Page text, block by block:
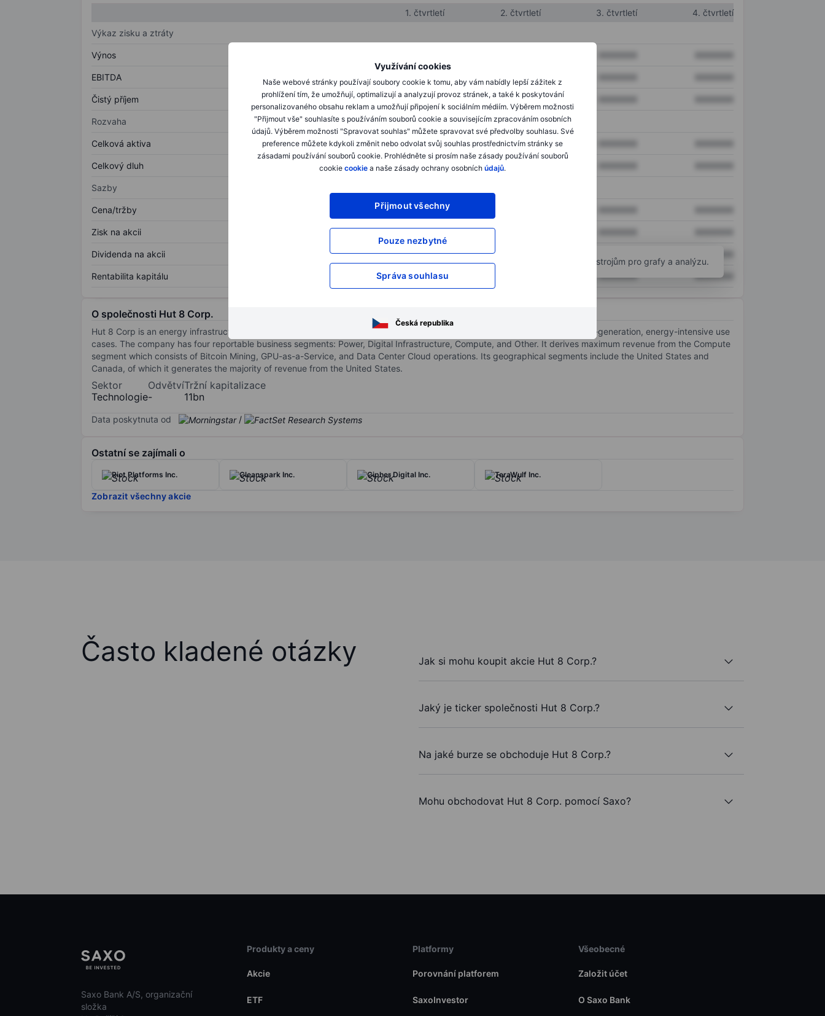
Využívání cookies
Naše webové stránky používají soubory cookie k tomu, aby vám nabídly lepší zážitek z
prohlížení tím, že umožňují, optimalizují a analyzují provoz stránek, a také k poskytování
personalizovaného obsahu reklam a umožňují připojení k sociálním médiím. Výběrem možnosti
"Přijmout vše" souhlasíte s používáním souborů cookie a souvisejícím zpracováním osobních
údajů. Výběrem možnosti "Spravovat souhlas" můžete spravovat své předvolby souhlasu. Své
preference můžete kdykoli změnit nebo odvolat svůj souhlas prostřednictvím stránky se
zásadami používání souborů cookie. Prohlédněte si prosím naše zásady používání souborů
cookie cookie a naše zásady ochrany osobních údajů.
Přijmout všechny
Pouze nezbytné
Správa souhlasu
Česká republika
1. čtvrtletí 2. čtvrtletí 3. čtvrtletí
4. čtvrtletí
Výkaz zisku a ztráty
Výnos
EBITDA XXXXXXX XXXXXXX
Čistý příjem XXXXXXX XXXXXXX
Rozvaha
Celková aktiva XXXXXXX XXXXXXX
Celkový dluh XXXXXXX XXXXXXX
Sazby
Cena/tržby XXXXXXX
Zisk na akcii XXXXXXX
Dividenda na akcii XXXXXXX
Rentabilita kapitálu XXXXXXX XXXXXXX XXXXXXX
Otevřete si účeta získejte přístup k pokročilým nástrojům pro grafy a analýzu.
O společnosti Hut 8 Corp.
Hut 8 Corp is an energy infrastructure platform that integrates power, digital infrastructure, and compute at scale to fuel next-generation, energy-intensive use
cases. The company has four reportable business segments: Power, Digital Infrastructure, Compute, and Other. It derives maximum revenue from the Compute
segment which consists of Bitcoin Mining, GPU-as-a-Service, and Data Center Cloud operations. Its geographical segments include the United States and
Canada, of which it generates the majority of revenue from the United States.
Sektor
Technologie
Odvětví
-
Tržní kapitalizace
11bn
Data poskytnuta od /
Ostatní se zajímali o
Riot Platforms Inc. Cleanspark Inc. Cipher Digital Inc. TeraWulf Inc.
Zobrazit všechny akcie
Často kladené otázky Jak si mohu koupit akcie Hut 8 Corp.?
Jaký je ticker společnosti Hut 8 Corp.?
Na jaké burze se obchoduje Hut 8 Corp.?
Mohu obchodovat Hut 8 Corp. pomocí Saxo?
Saxo Bank A/S, organizační
složka
Produkty a ceny
Akcie
ETF
Platformy
Porovnání platforem
SaxoInvestor
Všeobecné
Založit účet
O Saxo Bank